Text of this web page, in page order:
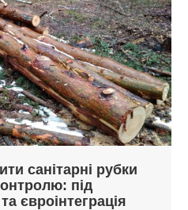
санітарні рубки
під
євроінтеграція